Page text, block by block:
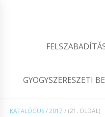
GYOGYSZERESZETI
KATALÓGUS/2017 / (21. OLDAL)